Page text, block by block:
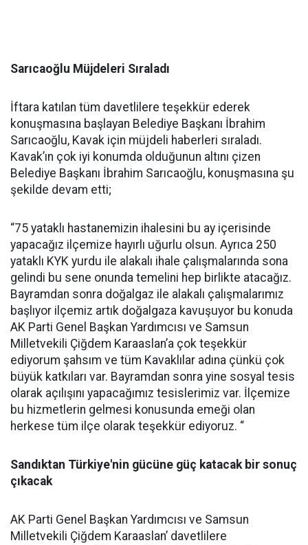
Sarıcaoğlu Müjdeleri Sıraladı
İftara katılan tüm davetlilere teşekkür ederek
konuşmasına başlayan Belediye Başkanı İbrahim
Sarıcaoğlu, Kavak için müjdeli haberleri sıraladı.
Kavak’ın çok iyi konumda olduğunun altını çizen
Belediye Başkanı İbrahim Sarıcaoğlu, konuşmasına şu
şekilde devam etti;
“75 yataklı hastanemizin ihalesini bu ay içerisinde
yapacağız ilçemize hayırlı uğurlu olsun. Ayrıca 250
yataklı KYK yurdu ile alakalı ihale çalışmalarında sona
gelindi bu sene onunda temelini hep birlikte atacağız.
Bayramdan sonra doğalgaz ile alakalı çalışmalarımız
başlıyor ilçemiz artık doğalgaza kavuşuyor bu konuda
AK Parti Genel Başkan Yardımcısı ve Samsun
Milletvekili Çiğdem Karaaslan’a çok teşekkür
ediyorum şahsım ve tüm Kavaklılar adına çünkü çok
büyük katkıları var. Bayramdan sonra yine sosyal tesis
olarak açılışını yapacağımız tesislerimiz var. İlçemize
bu hizmetlerin gelmesi konusunda emeği olan
herkese tüm ilçe olarak teşekkür ediyoruz. “
Sandıktan Türkiye'nin gücüne güç katacak bir sonuç
çıkacak
AK Parti Genel Başkan Yardımcısı ve Samsun
Milletvekili Çiğdem Karaaslan’ davetlilere